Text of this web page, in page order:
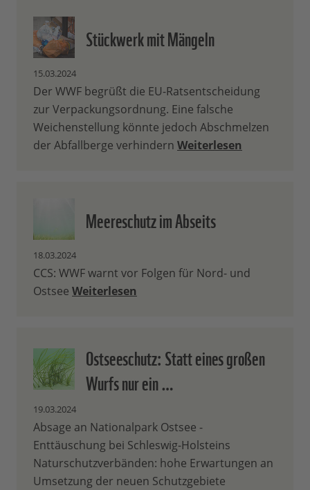
Stückwerk mit Mängeln
15.03.2024
Der WWF begrüßt die EU-Ratsentscheidung
zur Verpackungsordnung. Eine falsche
Weichenstellung könnte jedoch Abschmelzen
der Abfallberge verhindern Weiterlesen
Meereschutz im Abseits
18.03.2024
CCS: WWF warnt vor Folgen für Nord- und
Ostsee Weiterlesen
Ostseeschutz: Statt eines großen
Wurfs nur ein …
19.03.2024
Absage an Nationalpark Ostsee -
Enttäuschung bei Schleswig-Holsteins
Naturschutzverbänden: hohe Erwartungen an
Umsetzung der neuen Schutzgebiete